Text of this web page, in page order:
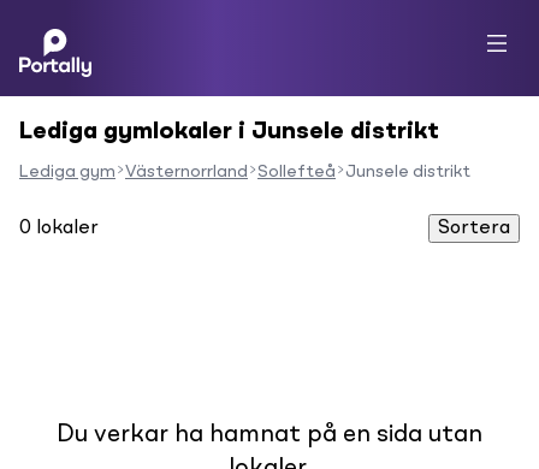
Lediga gymlokaler i Junsele distrikt
Lediga gym Västernorrland Sollefteå Junsele distrikt
0 lokaler Sortera
Du verkar ha hamnat på en sida utan